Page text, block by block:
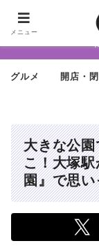
ちょっと怪しげだけ
グルメ 開店・
大きな公
こ！大塚
園』で思
メニュー